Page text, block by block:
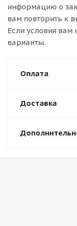
информацию о
вам повторить к
Если условия вам
варианты.
Оплата
Доставка